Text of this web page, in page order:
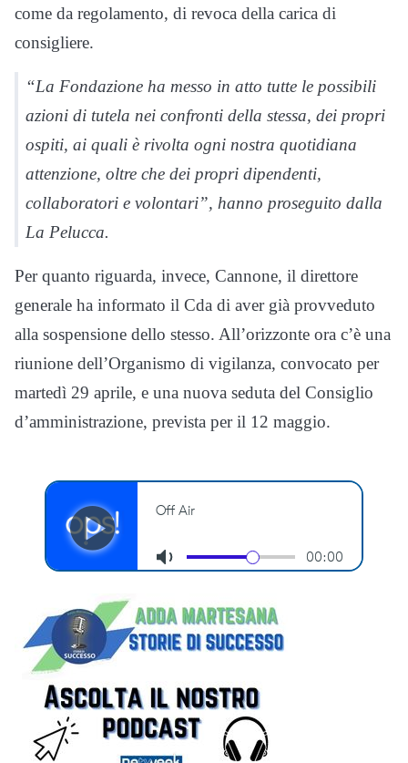
come da regolamento, di revoca della carica di
consigliere.
“La Fondazione ha messo in atto tutte le possibili
azioni di tutela nei confronti della stessa, dei propri
ospiti, ai quali è rivolta ogni nostra quotidiana
attenzione, oltre che dei propri dipendenti,
collaboratori e volontari”, hanno proseguito dalla
La Pelucca.
Per quanto riguarda, invece, Cannone, il direttore
generale ha informato il Cda di aver già provveduto
alla sospensione dello stesso. All’orizzonte ora c’è una
riunione dell’Organismo di vigilanza, convocato per
martedì 29 aprile, e una nuova seduta del Consiglio
d’amministrazione, prevista per il 12 maggio.